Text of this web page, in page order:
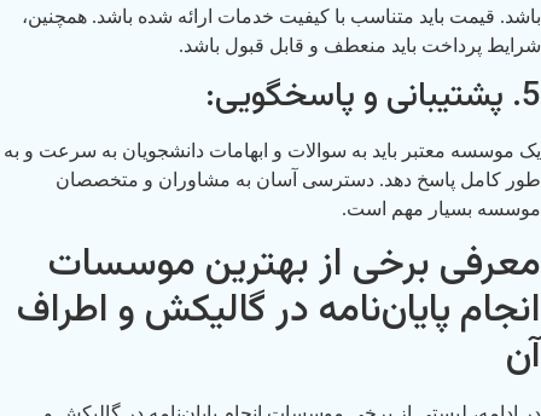
باشد. قیمت باید متناسب با کیفیت خدمات ارائه شده باشد. همچنین،
شرایط پرداخت باید منعطف و قابل قبول باشد.
5. پشتیبانی و پاسخگویی:
یک موسسه معتبر باید به سوالات و ابهامات دانشجویان به سرعت و به
طور کامل پاسخ دهد. دسترسی آسان به مشاوران و متخصصان
موسسه بسیار مهم است.
معرفی برخی از بهترین موسسات
انجام پایان‌نامه در گالیکش و اطراف
آن